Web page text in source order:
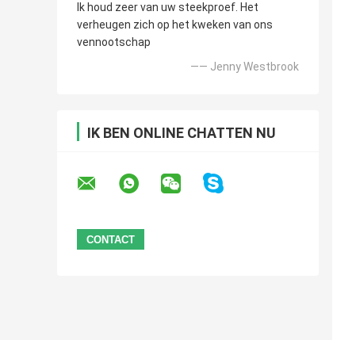
Ik houd zeer van uw steekproef. Het
verheugen zich op het kweken van ons
vennootschap
—— Jenny Westbrook
IK BEN ONLINE CHATTEN NU